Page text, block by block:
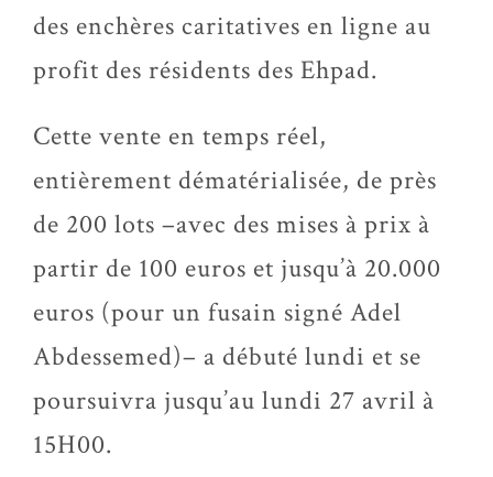
des enchères caritatives en ligne au
profit des résidents des Ehpad.
Cette vente en temps réel,
entièrement dématérialisée, de près
de 200 lots –avec des mises à prix à
partir de 100 euros et jusqu’à 20.000
euros (pour un fusain signé Adel
Abdessemed)– a débuté lundi et se
poursuivra jusqu’au lundi 27 avril à
15H00.